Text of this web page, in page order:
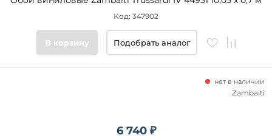
Код: 347902
В корзину Подобрать аналог
6 740 ₽
нет в наличии
Zambaiti